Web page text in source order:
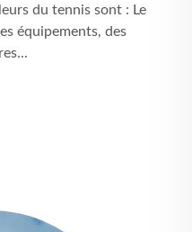
du tennis sont : Le
équipements, des